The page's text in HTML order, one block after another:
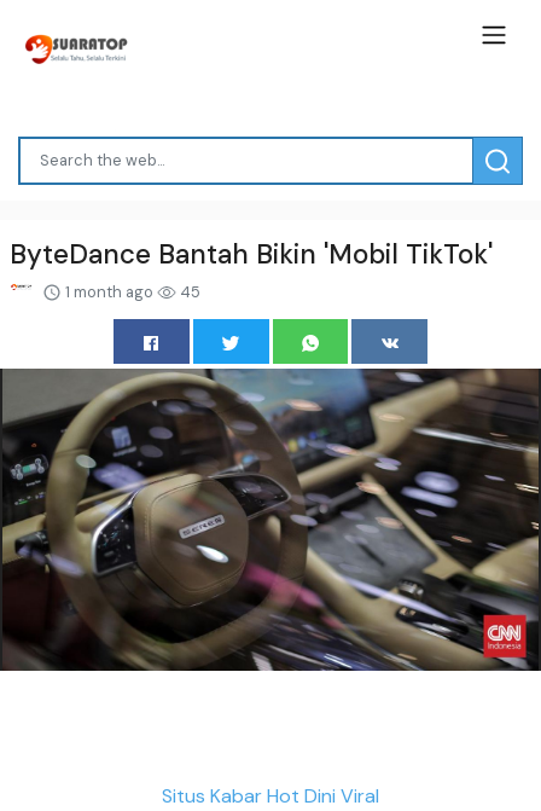
ByteDance Bantah Bikin 'Mobil TikTok'
1 month ago 45
Situs Kabar Hot Dini Viral